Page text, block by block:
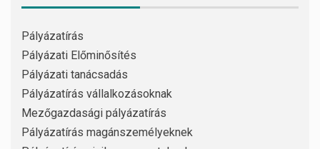
Pályázatírás
Pályázati Előminősítés
Pályázati tanácsadás
Pályázatírás vállalkozásoknak
Mezőgazdasági pályázatírás
Pályázatírás magánszemélyeknek